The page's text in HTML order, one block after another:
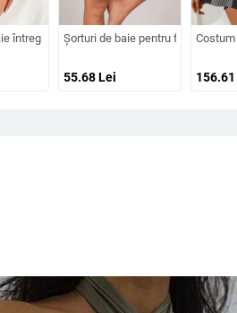
a abdomenului, costum de baie
cu imprimeu, fustă din plasă pentru șolduri
întreg pentru femei, mâneci lungi, spate
Șorturi de baie pentru femei,
55.68Lei